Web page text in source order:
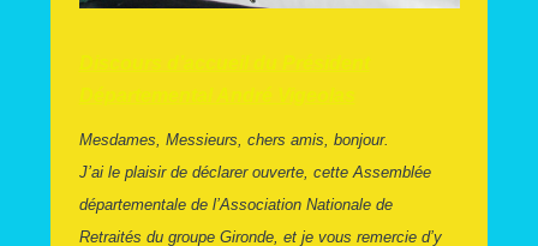
Mesdames, Messieurs, chers amis, bonjour.
J’ai le plaisir de déclarer ouverte, cette Assemblée
départementale de l’Association Nationale de
Retraités du groupe Gironde, et je vous remercie d’y